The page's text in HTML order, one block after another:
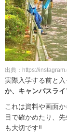
出典：https://
実際入学する前と入
か、キャンパスラ
これは資料や画面
目で確かめたり、
も大切です‼